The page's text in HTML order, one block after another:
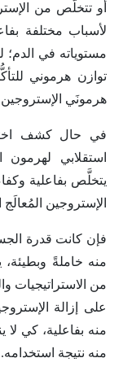
أو تتخلَّص من
لأسباب مختلفة
مستوياته في الدم؛
توازن هرموني
هرمونَي
في حال كشف
استقلابي
يتخلَّص بفاعلية
الإستروجين
فإن كانت قدرة
منه خاملةً وبطيئة،
من الاستراتيجيات
على إزالة
منه بفاعلية، كي
منه نتيجة استخدامه.